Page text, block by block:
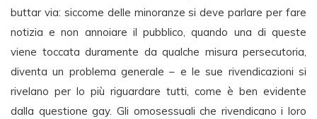
buttar via: siccome delle minoranze si deve parlare per fare
notizia e non annoiare il pubblico, quando una di queste
viene toccata duramente da qualche misura persecutoria,
diventa un problema generale – e le sue rivendicazioni si
rivelano per lo più riguardare tutti, come è ben evidente
dalla questione gay. Gli omosessuali che rivendicano i loro